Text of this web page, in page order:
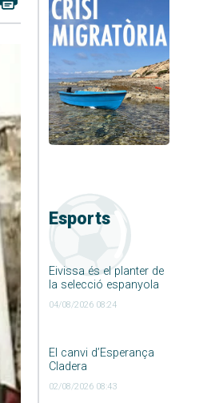
Esports
Eivissa és el planter de
la selecció espanyola
04/08/2026 08:24
El canvi d’Esperança
Cladera
02/08/2026 08:43